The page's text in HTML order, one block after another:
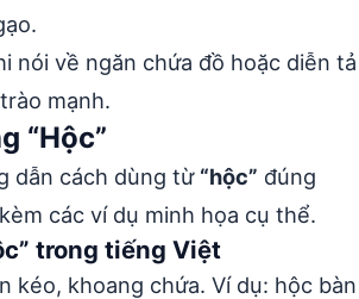
nói về ngăn chứa đồ hoặc diễn tả
mạnh.
“Hộc”
dẫn cách dùng từ “hộc” đúng
các ví dụ minh họa cụ thể.
trong tiếng Việt
kéo, khoang chứa. Ví dụ: hộc bàn